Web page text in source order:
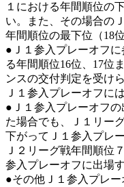
１における年間順位の
い。また、その場合の
年間順位の最下位（18
●Ｊ１参入プレーオフ
る年間順位16位、17位
ンスの交付判定を受け
Ｊ１参入プレーオフに
●Ｊ１参入プレーオフ
た場合でも、Ｊ１リー
下がってＪ１参入プレ
Ｊ２リーグ戦年間順位
参入プレーオフに出場
●その他Ｊ１参入プレ